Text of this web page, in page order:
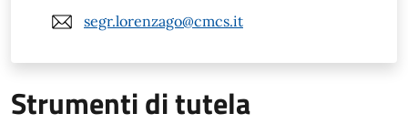
segr.lorenzago@cmcs.it
Strumenti di tutela